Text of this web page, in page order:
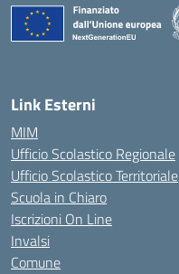
Link Esterni
MIM
Ufficio Scolastico Regionale
Ufficio Scolastico Territoriale
Scuola in Chiaro
Iscrizioni On Line
Invalsi
Comune